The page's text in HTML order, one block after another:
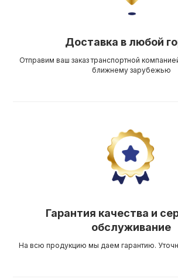
Доставка в любой
Отправим ваш заказ транспортной
ближнему зарубежью
Гарантия качества и
обслуживание
На всю продукцию мы даем гарантию.